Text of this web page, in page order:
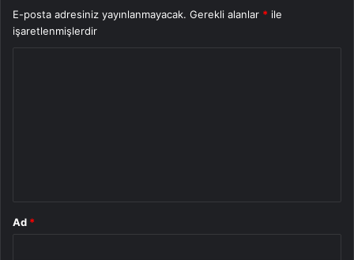
E-posta adresiniz yayınlanmayacak. Gerekli alanlar * ile
işaretlenmişlerdir
Ad *